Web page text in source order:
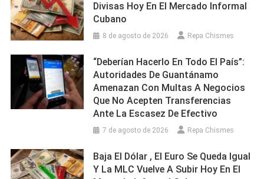
Divisas Hoy En El Mercado Informal
Cubano
8 de agosto de 2026 Repa Chismes
“Deberían Hacerlo En Todo El País”:
Autoridades De Guantánamo
Amenazan Con Multas A Negocios
Que No Acepten Transferencias
Ante La Escasez De Efectivo
7 de agosto de 2026 Repa Chismes
Baja El Dólar , El Euro Se Queda Igual
Y La MLC Vuelve A Subir Hoy En El